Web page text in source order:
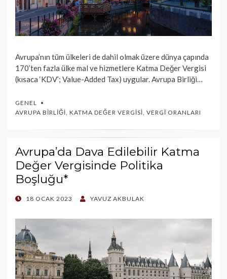
Avrupa’nın tüm ülkeleri de dahil olmak üzere dünya çapında
170’ten fazla ülke mal ve hizmetlere Katma Değer Vergisi
(kısaca ‘KDV’; Value-Added Tax) uygular. Avrupa Birliği…
GENEL
AVRUPA BIRLIĞI, KATMA DEĞER VERGISI, VERGI ORANLARI
Avrupa’da Dava Edilebilir Katma
Değer Vergisinde Politika
Boşluğu*
POSTED
18 OCAK 2023 YAVUZ AKBULAK